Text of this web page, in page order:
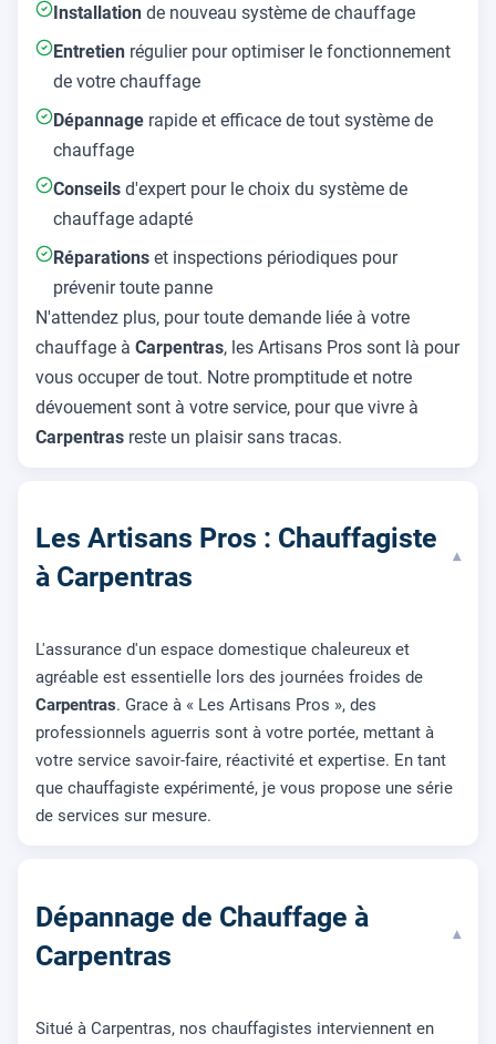
Installation de nouveau système de chauffage
Entretien régulier pour optimiser le fonctionnement
de votre chauffage
Dépannage rapide et efficace de tout système de
chauffage
Conseils d'expert pour le choix du système de
chauffage adapté
Réparations et inspections périodiques pour
prévenir toute panne
N'attendez plus, pour toute demande liée à votre
chauffage à Carpentras, les Artisans Pros sont là pour
vous occuper de tout. Notre promptitude et notre
dévouement sont à votre service, pour que vivre à
Carpentras reste un plaisir sans tracas.
Les Artisans Pros : Chauffagiste
à Carpentras
▾
L'assurance d'un espace domestique chaleureux et
agréable est essentielle lors des journées froides de
Carpentras. Grace à « Les Artisans Pros », des
professionnels aguerris sont à votre portée, mettant à
votre service savoir-faire, réactivité et expertise. En tant
que chauffagiste expérimenté, je vous propose une série
de services sur mesure.
Dépannage de Chauffage à
Carpentras
▾
Situé à Carpentras, nos chauffagistes interviennent en